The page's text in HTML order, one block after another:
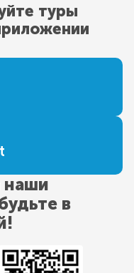
туры
наши
в